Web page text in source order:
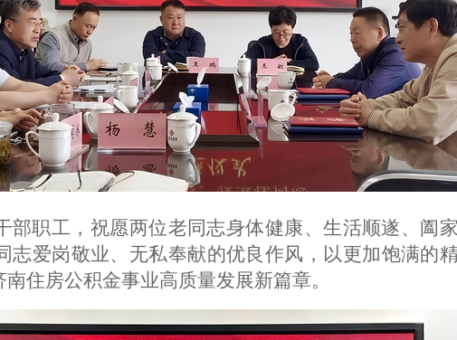
部职工，祝愿两位老同志身体健康、生活顺遂、 阖
志爱岗敬业、无私奉献的优良作风，以更加饱满的
南住房公积金事业高质量发展新篇章。